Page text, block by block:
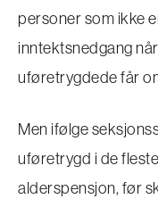
personer som ikke
inntektsnedgang
uføretrygdede får
Men ifølge
uføretrygd i de
alderspensjon, før